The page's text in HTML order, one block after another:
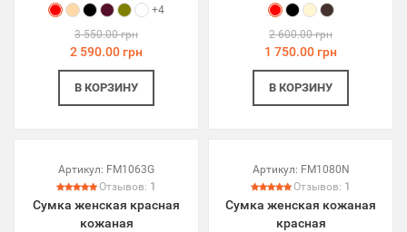
+4
3 550.00 грн
2 590.00 грн
В КОРЗИНУ
2 600.00 грн
1 750.00 грн
В КОРЗИНУ
Артикул: FM1063G
Отзывов: 1
Сумка женская красная
кожаная
Артикул: FM1080N
Отзывов: 1
Сумка женская кожаная
красная